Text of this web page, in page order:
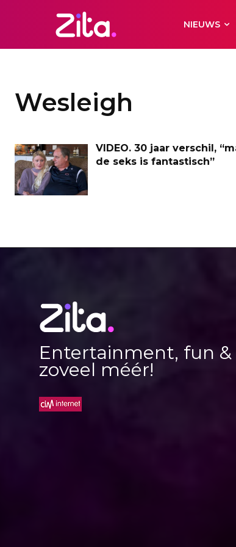
NIEUWS
Wesleigh
VIDEO. 30 jaar verschil,
de seks is fantastisch”
Entertainment, fun &
zoveel méér!